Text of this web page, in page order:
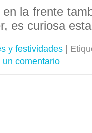
la frente
es curiosa
y festividades
un comentario